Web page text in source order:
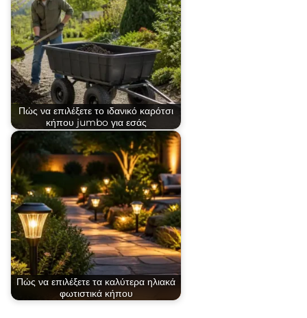
Πώς να επιλέξετε το ιδανικό καρότσι
κήπου jumbo για εσάς
Πώς να επιλέξετε τα καλύτερα ηλιακά
φωτιστικά κήπου